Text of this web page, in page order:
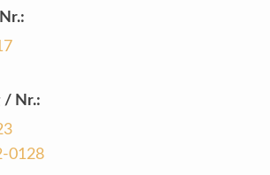
/ Nr.:
0128